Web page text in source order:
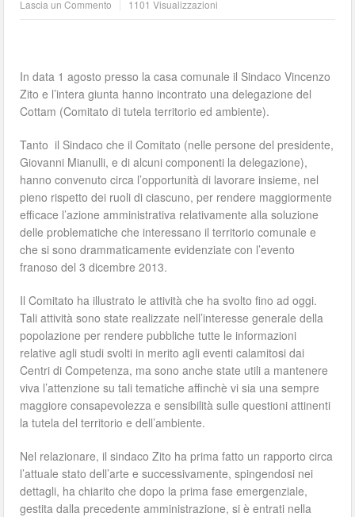
Lascia un Commento
1101 Visualizzazioni
In data 1 agosto presso la casa comunale il Sindaco Vincenzo
Zito e l’intera giunta hanno incontrato una delegazione del
Cottam (Comitato di tutela territorio ed ambiente).
Tanto il Sindaco che il Comitato (nelle persone del presidente,
Giovanni Mianulli, e di alcuni componenti la delegazione),
hanno convenuto circa l’opportunità di lavorare insieme, nel
pieno rispetto dei ruoli di ciascuno, per rendere maggiormente
efficace l’azione amministrativa relativamente alla soluzione
delle problematiche che interessano il territorio comunale e
che si sono drammaticamente evidenziate con l’evento
franoso del 3 dicembre 2013.
Il Comitato ha illustrato le attività che ha svolto fino ad oggi.
Tali attività sono state realizzate nell’interesse generale della
popolazione per rendere pubbliche tutte le informazioni
relative agli studi svolti in merito agli eventi calamitosi dai
Centri di Competenza, ma sono anche state utili a mantenere
viva l’attenzione su tali tematiche affinchè vi sia una sempre
maggiore consapevolezza e sensibilità sulle questioni attinenti
la tutela del territorio e dell’ambiente.
Nel relazionare, il sindaco Zito ha prima fatto un rapporto circa
l’attuale stato dell’arte e successivamente, spingendosi nei
dettagli, ha chiarito che dopo la prima fase emergenziale,
gestita dalla precedente amministrazione, si è entrati nella